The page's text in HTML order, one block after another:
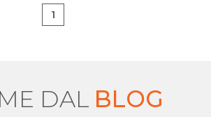
1
DAL BLOG